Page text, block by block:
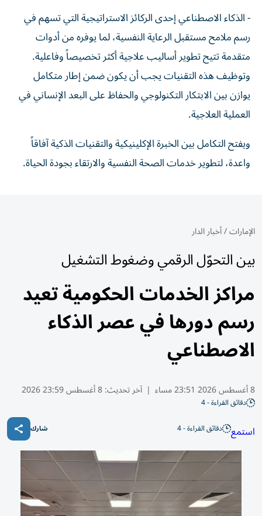
- الذكاء الاصطناعي إحدى الركائز الاستراتيجية التي تسهم في
رسم ملامح مستقبل الرعاية النفسية، لما يوفره من أدوات
متقدمة تتيح تطوير أساليب علاجية أكثر تخصيصاً وفاعلية.
وتوظيف هذه التقنيات يجب أن يكون ضمن إطار متكامل
يوازن بين الابتكار التكنولوجي والحفاظ على البعد الإنساني في
العملية العلاجية.
ويفتح التكامل بين الخبرة الإكلينيكية والتقنيات الذكية آفاقاً
واعدة، لتطوير خدمات الصحة النفسية والارتقاء بجودة الحياة.
الإمارات/أخبار الدار
بين التحوّل الرقمي وضغوط التشغيل
مراكز الخدمات الحكومية تعيد
رسم دورها في عصر الذكاء
الاصطناعي
8 أغسطس 2026 23:51 مساء | آخر تحديث:8 أغسطس 23:59 2026
دقائق القراءة - 4
استمع دقائق القراءة - 4 شارك